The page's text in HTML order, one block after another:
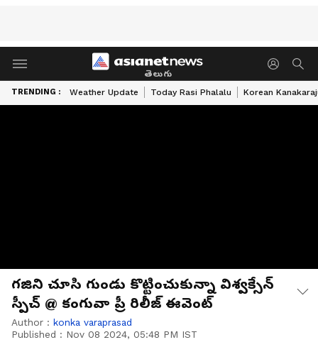
తెలుగు
TRENDING : Weather Update Today Rasi Phalalu Korean
గజిని చూసి గుండు కొట్టించుకున్నా విశ్వక్సేన్
స్పీచ్ @ కంగువా ప్రీ రిలీజ్ ఈవెంట్
Author : konka varaprasad
Published : Nov 08 2024, 05:48 PM IST